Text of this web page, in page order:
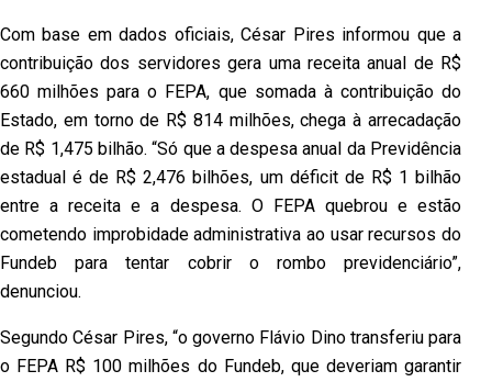
Com base em dados oficiais, César Pires informou que a
contribuição dos servidores gera uma receita anual de R$
660 milhões para o FEPA, que somada à contribuição do
Estado, em torno de R$ 814 milhões, chega à arrecadação
de R$ 1,475 bilhão. “Só que a despesa anual da Previdência
estadual é de R$ 2,476 bilhões, um déficit de R$ 1 bilhão
entre a receita e a despesa. O FEPA quebrou e estão
cometendo improbidade administrativa ao usar recursos do
Fundeb para tentar cobrir o rombo previdenciário”,
denunciou.
Segundo César Pires, “o governo Flávio Dino transferiu para
o FEPA R$ 100 milhões do Fundeb, que deveriam garantir